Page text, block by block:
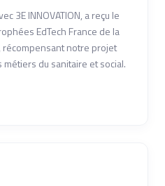
3E INNOVATION, a reçu le
EdTech France de la
notre projet
du sanitaire et social.